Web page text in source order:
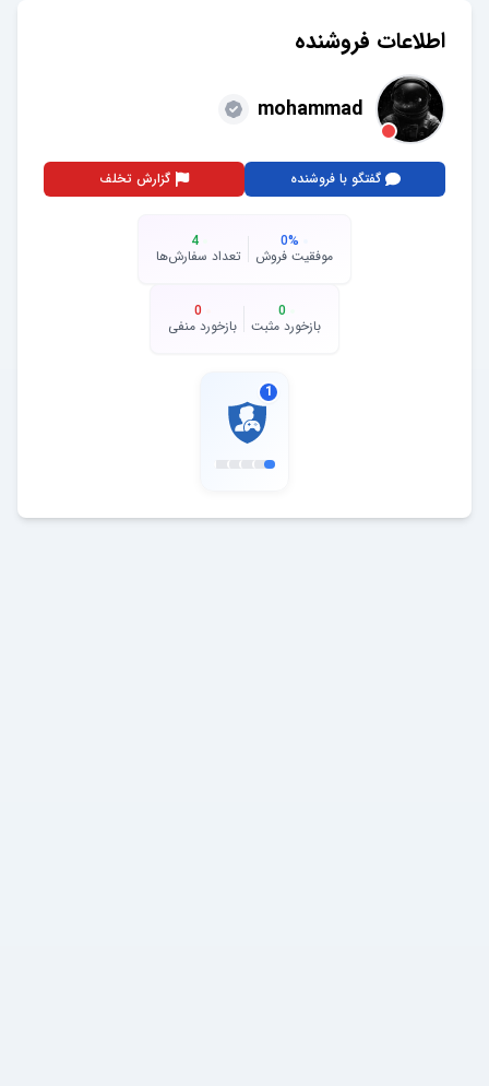
اطلاعات فروشنده
mohammad
گفتگو با فروشنده گزارش تخلف
0%
موفقیت فروش
4
تعداد سفارش‌ها
0
بازخورد مثبت
0
بازخورد منفی
1